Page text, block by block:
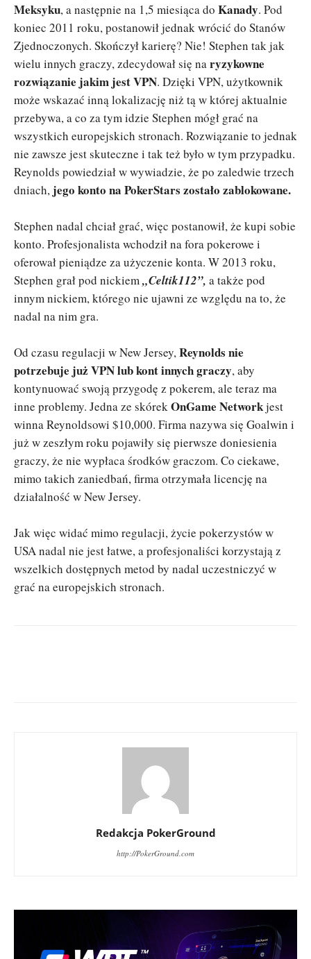
Meksyku, a następnie na 1,5 miesiąca do Kanady. Pod
koniec 2011 roku, postanowił jednak wrócić do Stanów
Zjednoczonych. Skończył karierę? Nie! Stephen tak jak
wielu innych graczy, zdecydował się naryzykowne
rozwiązanie jakim jestVPN. Dzięki VPN, użytkownik
może wskazać inną lokalizację niż tą w której aktualnie
przebywa, a co za tym idzie Stephen mógł grać na
wszystkich europejskich stronach. Rozwiązanie to jednak
nie zawsze jest skuteczne i tak też było w tym przypadku.
Reynolds powiedział w wywiadzie, że po zaledwie trzech
dniach, jego konto na PokerStars zostało zablokowane.
Stephen nadal chciał grać, więc postanowił, że kupi sobie
konto. Profesjonalista wchodził na fora pokerowe i
oferował pieniądze za użyczenie konta. W 2013 roku,
Stephen grał pod nickiem„Celtik112”, a także pod
innym nickiem, którego nie ujawni ze względu na to, że
nadal na nim gra.
Od czasu regulacji w New Jersey,Reynolds nie
potrzebuje już VPN lub kont innych graczy, aby
kontynuować swoją przygodę z pokerem, ale teraz ma
inne problemy. Jedna ze skórekOnGame Networkjest
winna Reynoldsowi $10,000. Firma nazywa się Goalwin i
już w zeszłym roku pojawiły się pierwsze doniesienia
graczy, że nie wypłaca środków graczom. Co ciekawe,
mimo takich zaniedbań, firma otrzymała licencję na
działalność w New Jersey.
Jak więc widać mimo regulacji, życie pokerzystów w
USA nadal nie jest łatwe, a profesjonaliści korzystają z
wszelkich dostępnych metod by nadal uczestniczyć w
grać na europejskich stronach.
Redakcja PokerGround
http://PokerGround.com